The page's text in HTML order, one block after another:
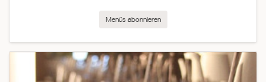
Menüs abonnieren